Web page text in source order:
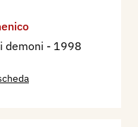
demoni - 1998